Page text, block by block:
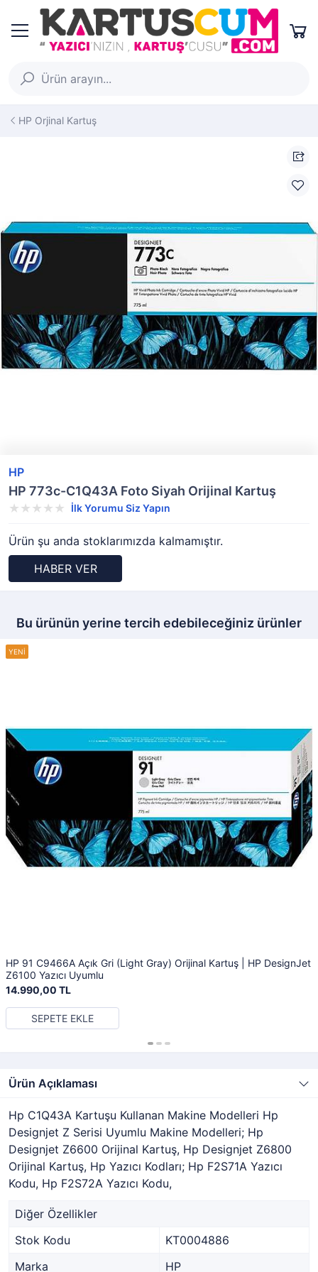
HP Orjinal Kartuş
HP
HP 773c-C1Q43A Foto Siyah Orijinal Kartuş
İlk Yorumu Siz Yapın
Ürün şu anda stoklarımızda kalmamıştır.
HABER VER
Bu ürünün yerine tercih edebileceğiniz ürünler
HP 91 C9466A Açık Gri (Light Gray) Orijinal Kartuş | HP DesignJet
Z6100 Yazıcı Uyumlu
14.990,00 TL
SEPETE EKLE
Ürün Açıklaması
Hp C1Q43A Kartuşu Kullanan Makine Modelleri Hp
Designjet Z Serisi Uyumlu Makine Modelleri; Hp
Designjet Z6600 Orijinal Kartuş, Hp Designjet Z6800
Orijinal Kartuş, Hp Yazıcı Kodları; Hp F2S71A Yazıcı
Kodu, Hp F2S72A Yazıcı Kodu,
Diğer Özellikler
Stok Kodu
KT0004886
Marka
HP